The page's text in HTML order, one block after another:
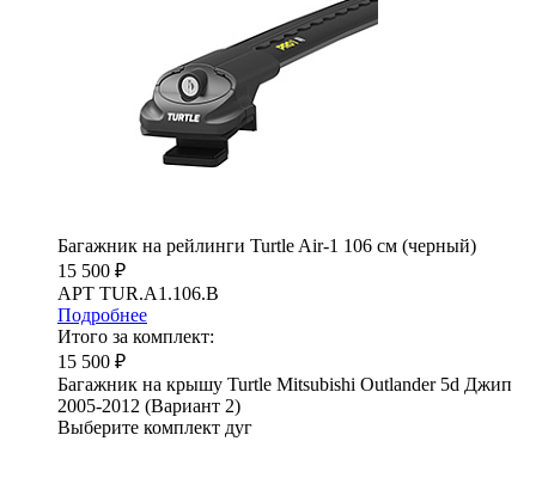
Багажник на рейлинги Turtle Air-1 106 см (черный)
15 500 ₽
АРТ TUR.A1.106.B
Подробнее
Итого за комплект:
15 500 ₽
Багажник на крышу Turtle Mitsubishi Outlander 5d Джип
2005-2012 (Вариант 2)
Выберите комплект дуг